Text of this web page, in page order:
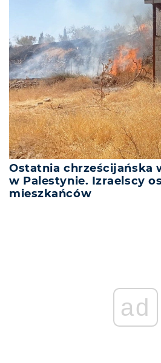
Ostatnia chrześcijańska
w Palestynie. Izraelscy
mieszkańców
ad